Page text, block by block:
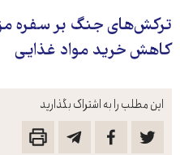
این مطلب را به اشتراک بگذارید
ترکش‌های جنگ بر سفره
کاهش خرید مواد غذایی